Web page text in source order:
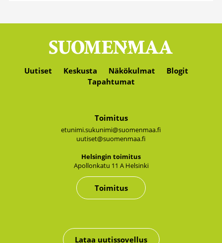
Uutiset Keskusta Näkökulmat
Blogit
Tapahtumat
Toimitus
etunimi.sukunimi@suomenmaa.fi
uutiset@suomenmaa.fi
Hel­sin­gin toi­mi­tus
Apol­lon­ka­tu 11 A Hel­sin­ki
Toimitus
Lataa uutissovellus